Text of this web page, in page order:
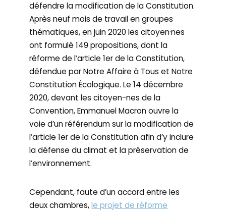
défendre la modification de la Constitution.
Après neuf mois de travail en groupes
thématiques, en juin 2020 les citoyen·nes
ont formulé 149 propositions, dont la
réforme de l’article 1er de la Constitution,
défendue par Notre Affaire à Tous et Notre
Constitution Écologique. Le 14 décembre
2020, devant les citoyen-nes de la
Convention, Emmanuel Macron ouvre la
voie d’un référendum sur la modification de
l’article 1er de la Constitution afin d’y inclure
la défense du climat et la préservation de
l’environnement.
Cependant, faute d’un accord entre les
deux chambres,le projet de réforme